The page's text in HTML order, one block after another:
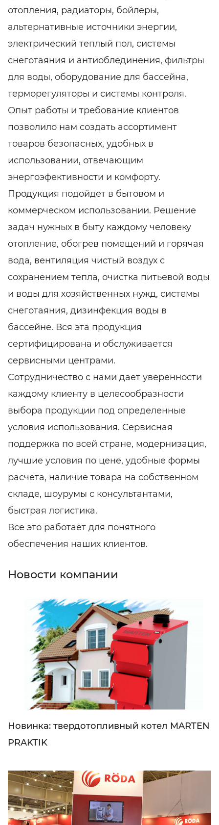
отопления, радиаторы, бойлеры,
альтернативные источники энергии,
электрический теплый пол, системы
снеготаяния и антиоблединения, фильтры
для воды, оборудование для бассейна,
терморегуляторы и системы контроля.
Опыт работы и требование клиентов
позволило нам создать ассортимент
товаров безопасных, удобных в
использовании, отвечающим
энергоэфективности и комфорту.
Продукция подойдет в бытовом и
коммерческом использовании. Решение
задач нужных в быту каждому человеку
отопление, обогрев помещений и горячая
вода, вентиляция чистый воздух с
сохранением тепла, очистка питьевой воды
и воды для хозяйственных нужд, системы
снеготаяния, дизинфекция воды в
бассейне. Вся эта продукция
сертифицирована и обслуживается
сервисными центрами.
Сотрудничество с нами дает уверенности
каждому клиенту в целесообразности
выбора продукции под определенные
условия использования. Сервисная
поддержка по всей стране, модернизация,
лучшие условия по цене, удобные формы
расчета, наличие товара на собственном
складе, шоурумы с консультантами,
быстрая логистика.
Все это работает для понятного
обеспечения наших клиентов.
Новости компании
Новинка: твердотопливный котел MARTEN
PRAKTIK